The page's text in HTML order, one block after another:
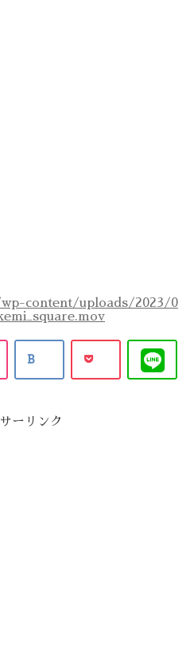
content/uploads/2023/0
ーリンク